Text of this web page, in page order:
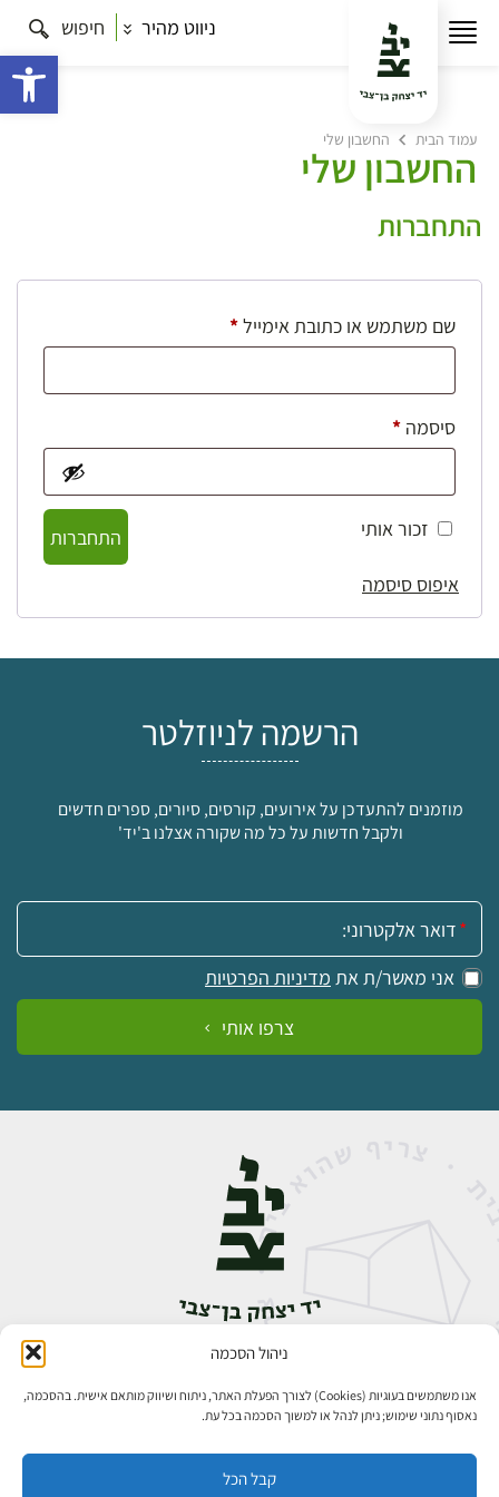
ניהול הסכמה
אנו משתמשים בעוגיות (Cookies) לצורך הפעלת האתר, ניתוח ושיווק מותאם אישית. בהסכמה,
נאסוף נתוני שימוש; ניתן לנהל או למשוך הסכמה בכל עת.
קבל הכל
ניווט מהיר חיפוש
עמוד הבית החשבון שלי
החשבון שלי
התחברות
שם משתמש או כתובת אימייל*חובה
סיסמה *חובה
זכור אותי
התחברות
איפוס סיסמה
הרשמה לניוזלטר
מוזמנים להתעדכן על אירועים, קורסים, סיורים, ספרים חדשים
ולקבל חדשות על כל מה שקורה אצלנו ב'יד'
אימייל:
אני מאשר/ת את מדיניות הפרטיות
צרפו אותי
אבן גבירול 14, רחביה, ירושלים